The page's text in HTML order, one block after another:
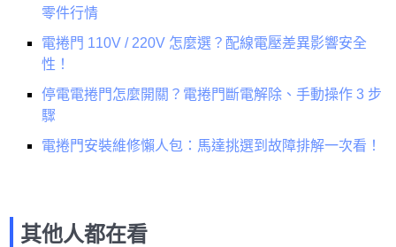
零件行情
電捲門 110V / 220V 怎麼選？配線電壓差異影響安全
性！
停電電捲門怎麼開關？電捲門斷電解除、手動操作 3 步
驟
電捲門安裝維修懶人包：馬達挑選到故障排解一次看！
其他人都在看